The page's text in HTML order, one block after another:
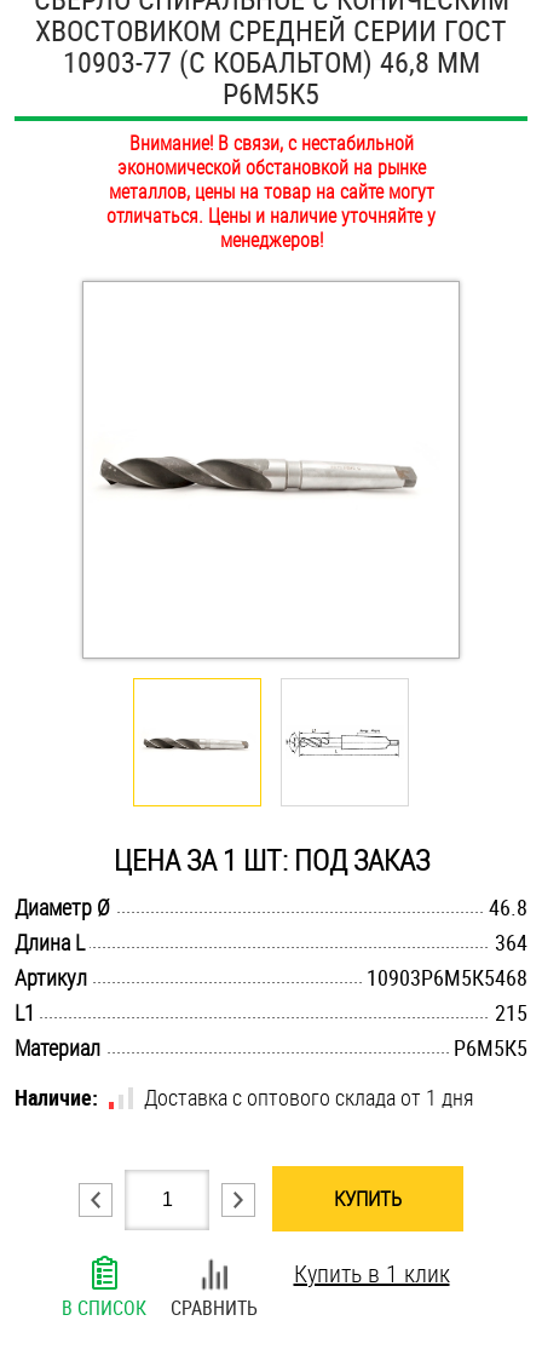
ОПЛАТА И ДОСТАВКА
НАШИ МАГАЗИНЫ
Втулки
Дюбели
Дюймовый крепёж
Саморезы и шурупы
Стопорные кольца
Такелаж
Хомуты
Шпильки
Шплинты
Штифты и пальцы
ХВОСТОВИКОМ СРЕДНЕЙ СЕРИИ ГОСТ
10903-77 (С КОБАЛЬТОМ) 46,8 ММ
Р6М5К5
Внимание! В связи, с нестабильной
экономической обстановкой на рынке
металлов, цены на товар на сайте могут
отличаться. Цены и наличие уточняйте у
менеджеров!
ЦЕНА ЗА 1 ШТ: ПОД ЗАКАЗ
Диаметр Ø
46.8
Длина L
364
Артикул
10903Р6М5К5468
L1
215
Материал
Р6М5К5
Наличие:
Доставка с оптового склада от 1 дня
КУПИТЬ
В СПИСОК СРАВНИТЬ
Купить в 1 клик